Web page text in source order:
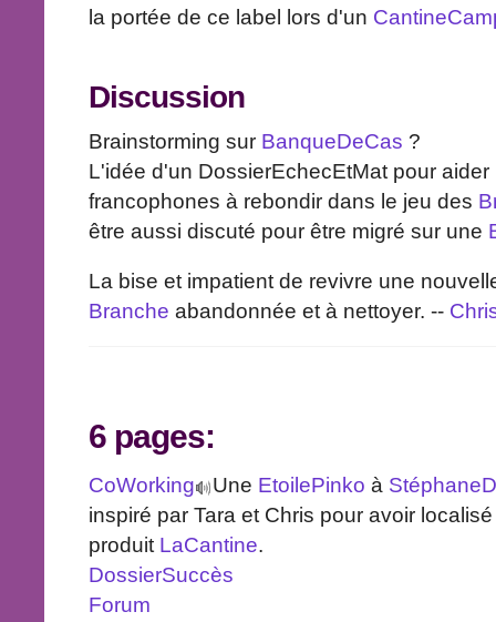
la portée de ce label lors d'un
Discussion
Brainstorming sur BanqueDeCas ?
L'idée d'un DossierEchecEtMat pour
francophones à rebondir dans le jeu des
être aussi discuté pour être migré sur une
La bise et impatient de revivre une
Branche abandonnée et à nettoyer. --
6 pages:
CoWorking Une EtoilePinko à
inspiré par Tara et Chris pour avoir
produit LaCantine.
DossierSuccès
Forum